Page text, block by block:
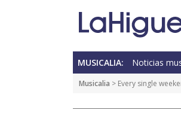
MUSICALIA: Noticias
Musicalia > Every single